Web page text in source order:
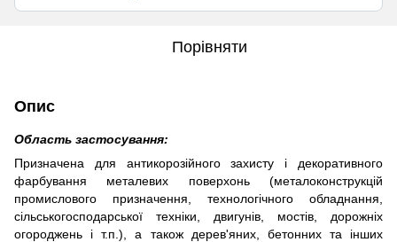
Порівняти
Опис
Область застосування:
Призначена для антикорозійного захисту і декоративного
фарбування металевих поверхонь (металоконструкцій
промислового призначення, технологічного обладнання,
сільськогосподарської техніки, двигунів, мостів, дорожніх
огороджень і т.п.), а також дерев'яних, бетонних та інших